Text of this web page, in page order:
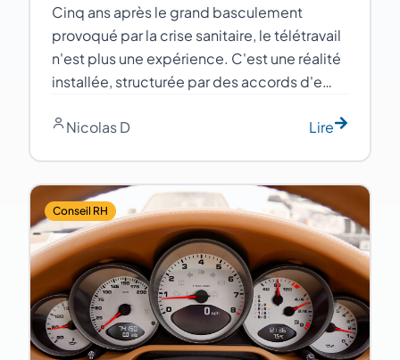
Cinq ans après le grand basculement
provoqué par la crise sanitaire, le télétravail
n'est plus une expérience. C'est une réalité
installée, structurée par des accords d'e…
Nicolas D Lire
Conseil RH